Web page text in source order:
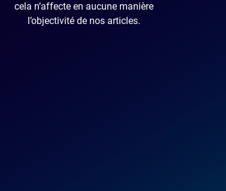
cela n’affecte en aucune manière
l’objectivité de nos articles.